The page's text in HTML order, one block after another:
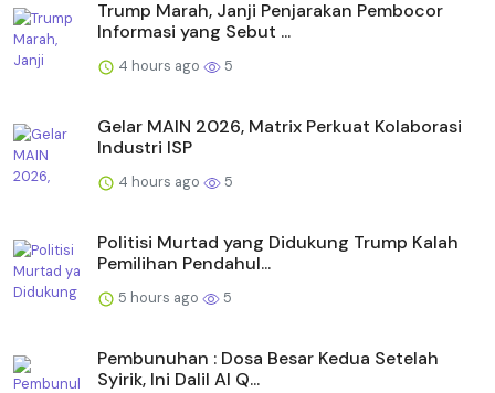
Trump Marah, Janji Penjarakan Pembocor
Informasi yang Sebut ...
4 hours ago 5
Gelar MAIN 2026, Matrix Perkuat Kolaborasi
Industri ISP
4 hours ago 5
Politisi Murtad yang Didukung Trump Kalah
Pemilihan Pendahul...
5 hours ago 5
Pembunuhan : Dosa Besar Kedua Setelah
Syirik, Ini Dalil Al Q...